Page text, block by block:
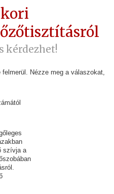
kérdezhet!
Nézze meg a válaszokat,
szívja a